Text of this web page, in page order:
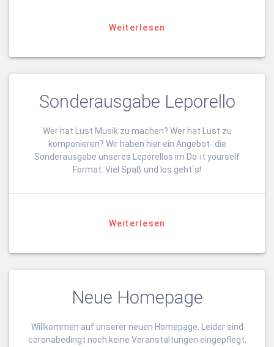
Weiterlesen
Sonderausgabe Leporello
Wer hat Lust Musik zu machen? Wer hat Lust zu
komponieren? Wir haben hier ein Angebot- die
Sonderausgabe unseres Leporellos im Do-it yourself
Format. Viel Spaß und los geht`s!
Weiterlesen
Neue Homepage
Willkommen auf unserer neuen Homepage. Leider sind
coronabedingt noch keine Veranstaltungen eingepflegt,